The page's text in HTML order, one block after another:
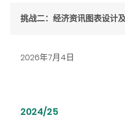
挑战二：经济资讯图表设
2026年7月4日
2024/25